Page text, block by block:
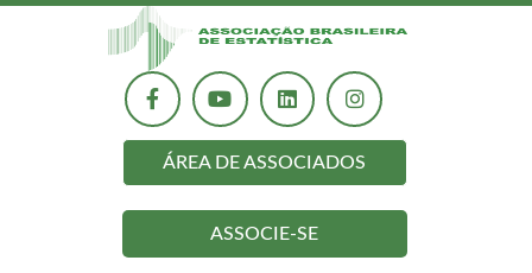
ÁREA DE ASSOCIADOS
ASSOCIE-SE